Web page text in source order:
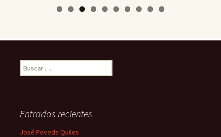
Buscar:
Entradas recientes
José Poveda Quiles